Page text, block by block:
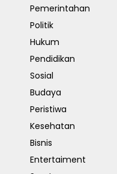
Pemerintahan
Politik
Hukum
Pendidikan
Sosial
Budaya
Peristiwa
Kesehatan
Bisnis
Entertaiment